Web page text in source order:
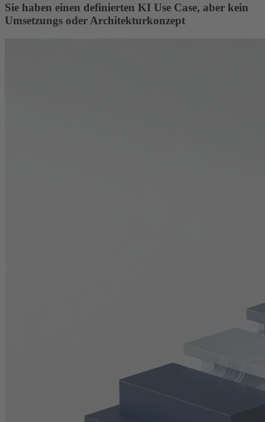
Sie haben einen definierten KI Use Case, aber kein
Umsetzungs oder Architekturkonzept